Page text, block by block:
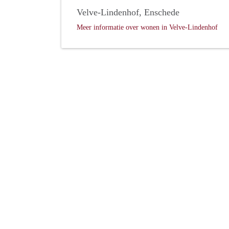
Velve-Lindenhof, Enschede
Meer informatie over wonen in Velve-Lindenhof